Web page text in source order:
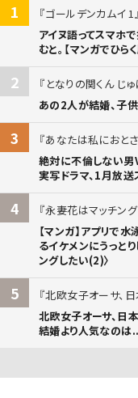
1
ゴールデンカムイ 1
アイヌ語ってスマホ
むと。【マンガでひら
2
となりの関くん じ
あの2人が結婚、子
3
あなたは私におと
絶対に不倫しない男
実写ドラマ、1月放送
4
永妻花はマッチン
【マンガ】アプリで
るイケメンにうっと
ングしたい(2)〉
5
北欧女子オーサ、日
北欧女子オーサ、日
結婚より人気なのは